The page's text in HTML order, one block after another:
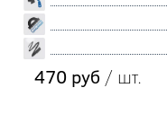
470 руб / шт.